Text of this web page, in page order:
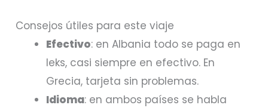
Consejos útiles para este viaje
Efectivo: en Albania todo se paga en
leks, casi siempre en efectivo. En
Grecia, tarjeta sin problemas.
Idioma: en ambos países se habla